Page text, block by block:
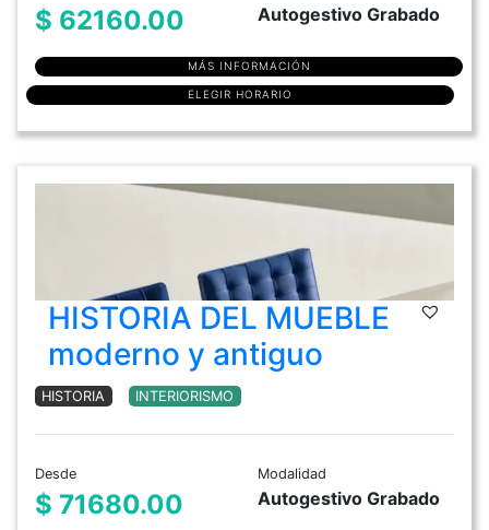
$ 62160.00 Autogestivo Grabado
MÁS INFORMACIÓN
ELEGIR HORARIO
HISTORIA DEL MUEBLE
moderno y antiguo
HISTORIA INTERIORISMO
Desde
$ 71680.00
Modalidad
Autogestivo Grabado